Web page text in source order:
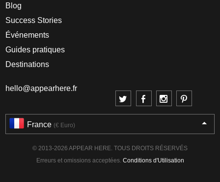
Blog
Success Stories
Événements
Guides pratiques
Destinations
hello@appearhere.fr
France (€ Euro)
© 2013-2026 APPEAR HERE. TOUS DROITS RÉSERVÉS
Erreurs et omissions acceptées. Conditions d'Utilisation